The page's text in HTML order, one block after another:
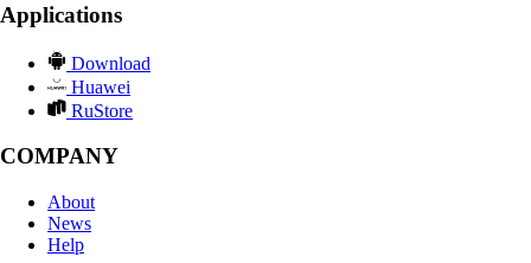
Applications
Download
Huawei
RuStore
COMPANY
About
News
Help